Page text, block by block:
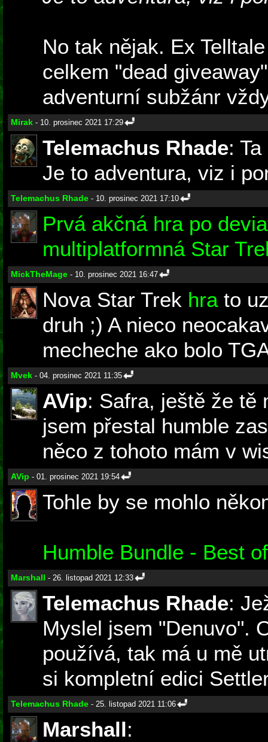
No tak nějak. Ex
celkem "dead
adventurní subžánr
Mirak - 10. prosinec 2021 17:29
Telemachus Rhade:
Je to adventura, viz i
Telemachus Rhade - 10. prosinec 2021 17:10
Prvá akčná hra po
multiplatformná Star
MickTheMage - 10. prosinec 2021 16:47
Nova Star Trek hrato
druh ;) A nieco
mecheche ako bolo
Mvek - 04. prosinec 2021 11:35
AVip: Safra, ještě že tě
jsem přestal humble
něco z tohoto mám v
AVip - 01. prosinec 2021 19:54
Tohle by se mohlo
Humble Bundle - Best
Marshall - 26. listopad 2021 12:33
Telemachus Rhade:
Myslel jsem "Denuvo".
používá, tak má u mě
si kompletní edici
Telemachus Rhade - 25. listopad 2021 11:06
Marshall: